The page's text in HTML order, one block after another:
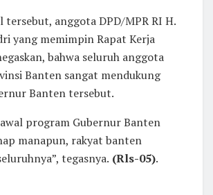
tersebut, anggota DPD/MPR RI H.
yang memimpin Rapat Kerja
bahwa seluruh anggota
Banten sangat mendukung
Banten tersebut.
program Gubernur Banten
manapun, rakyat banten
tegasnya. (Rls-05).